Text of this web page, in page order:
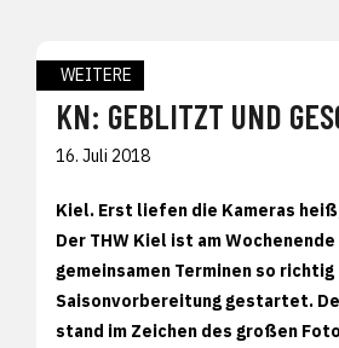
WEITERE
KN: GEBLITZT UND
16. Juli 2018
Kiel. Erst liefen die Kameras
Der THW Kiel ist am
gemeinsamen Terminen so richtig
Saisonvorbereitung gestartet.
stand im Zeichen des großen